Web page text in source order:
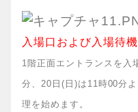
入場口および入場待
1階正面エントランスを入
分、20日(日)は11時00分
理を始めます。